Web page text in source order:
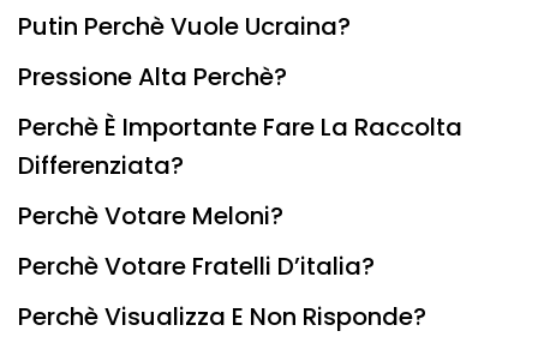
Putin Perchè Vuole Ucraina?
Pressione Alta Perchè?
Perchè È Importante Fare La Raccolta
Differenziata?
Perchè Votare Meloni?
Perchè Votare Fratelli D’italia?
Perchè Visualizza E Non Risponde?